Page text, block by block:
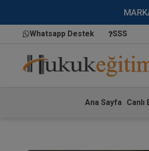
Whatsapp Destek SSS
Ana Sayfa Canlı